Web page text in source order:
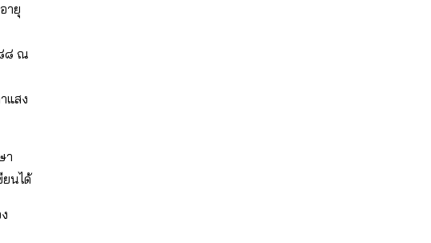
ายุ
๘ ณ
แสง
า
ยนได้